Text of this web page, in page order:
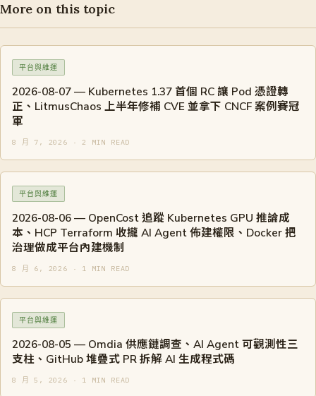
More on this topic
平台與維運
2026-08-07 — Kubernetes 1.37 首個 RC 讓 Pod 憑證轉
正、LitmusChaos 上半年修補 CVE 並拿下 CNCF 案例賽冠
軍
8 月 7, 2026 · 2 MIN READ
平台與維運
2026-08-06 — OpenCost 追蹤 Kubernetes GPU 推論成
本、HCP Terraform 收攏 AI Agent 佈建權限、Docker 把
治理做成平台內建機制
8 月 6, 2026 · 1 MIN READ
平台與維運
2026-08-05 — Omdia 供應鏈調查、AI Agent 可觀測性三
支柱、GitHub 堆疊式 PR 拆解 AI 生成程式碼
8 月 5, 2026 · 1 MIN READ